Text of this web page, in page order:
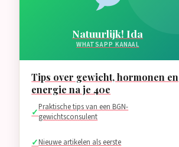
Natuurlijk! Ida
WHATSAPP KANAAL
Tips over gewicht, hormonen en
energie na je 40e
Praktische tips van een BGN-
gewichtsconsulent
Nieuwe artikelen als eerste